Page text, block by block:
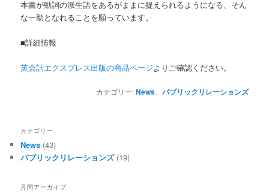
本書が動詞の派生語をあるがままに捉えられるようになる、そん
な一助となれることを願っています。
■詳細情報
英会話エクスプレス出版の商品ページよりご確認ください。
カテゴリー:News、 パブリックリレーションズ
カテゴリー
News (43)
パブリックリレーションズ(19)
月間アーカイブ